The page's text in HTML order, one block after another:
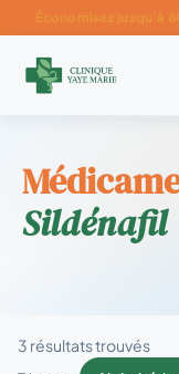
Économisez jusqu'à
Sildénafil
3 résultats trouvés